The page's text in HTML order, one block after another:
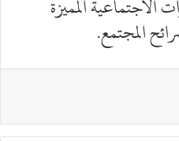
الاجتماعية المميزة
المجتمع.